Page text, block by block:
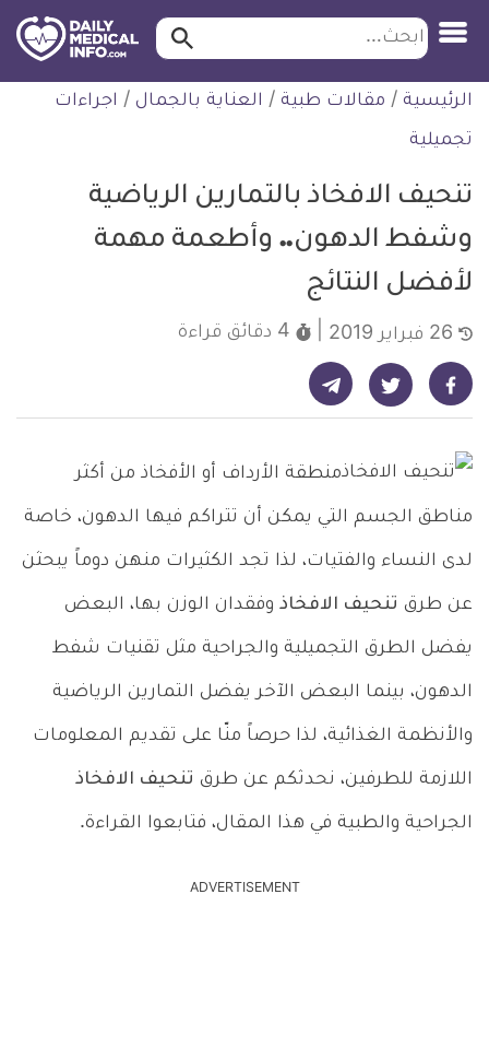
التخطي
للمحتوى
طبية
ابحث ابحث…
الرئيسية / مقالات طبية / العناية بالجمال / اجراءات
تجميلية
تنحيف الافخاذ بالتمارين الرياضية
وشفط الدهون.. وأطعمة مهمة
لأفضل النتائج
4 دقائق قراءة
شارك على فيسبوك - ديلي ميديكال انفو شارك على تويتر - ديلي ميديكال انفو شارك على تيليجرام - ديلي ميديكال انفو
منطقة الأرداف أو الأفخاذ من أكثر
مناطق الجسم التي يمكن أن تتراكم فيها الدهون، خاصة
لدى النساء والفتيات، لذا تجد الكثيرات منهن دوماً يبحثن
عن طرق تنحيف الافخاذ وفقدان الوزن بها، البعض
يفضل الطرق التجميلية والجراحية مثل تقنيات شفط
الدهون، بينما البعض الآخر يفضل التمارين الرياضية
والأنظمة الغذائية، لذا حرصاً منّا على تقديم المعلومات
اللازمة للطرفين، نحدثكم عن طرق تنحيف الافخاذ
الجراحية والطبية في هذا المقال، فتابعوا القراءة.
ADVERTISEMENT